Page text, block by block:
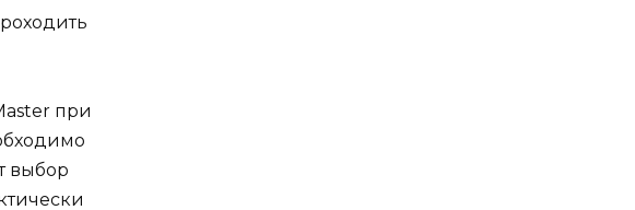
при
выбор